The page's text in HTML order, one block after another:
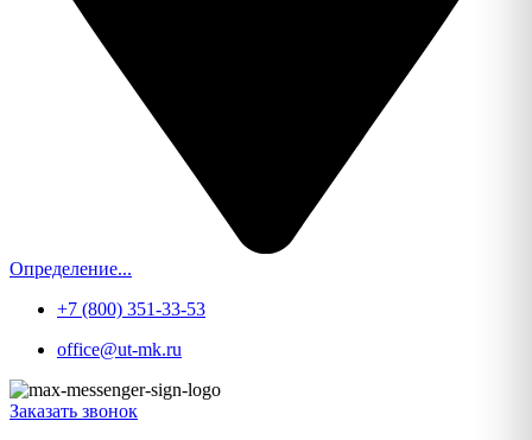
Определение...
+7 (800) 351-33-53
office@ut-mk.ru
Заказать звонок